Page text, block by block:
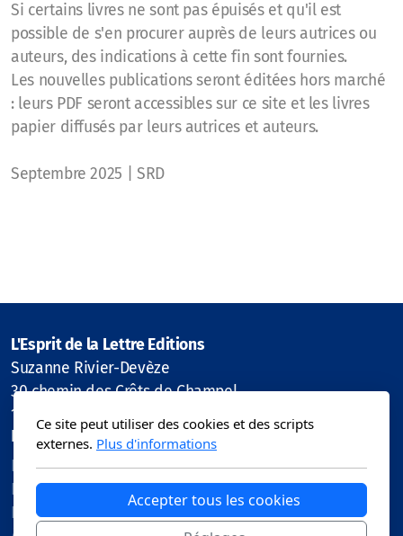
Si certains livres ne sont pas épuisés et qu'il est
possible de s'en procurer auprès de leurs autrices ou
auteurs, des indications à cette fin sont fournies.
Les nouvelles publications seront éditées hors marché
: leurs PDF seront accessibles sur ce site et les livres
papier diffusés par leurs autrices et auteurs.
Septembre 2025 | SRD
L'Esprit de la Lettre Editions
Suzanne Rivier-Devèze
30 chemin des Crêts de Champel
1206 Genève
Menu principal
Les collections
Les PDF
Les auteurs
Politique de confidentialité
Ce site peut utiliser des cookies et des scripts
externes. Plus d'informations
Accepter tous les cookies